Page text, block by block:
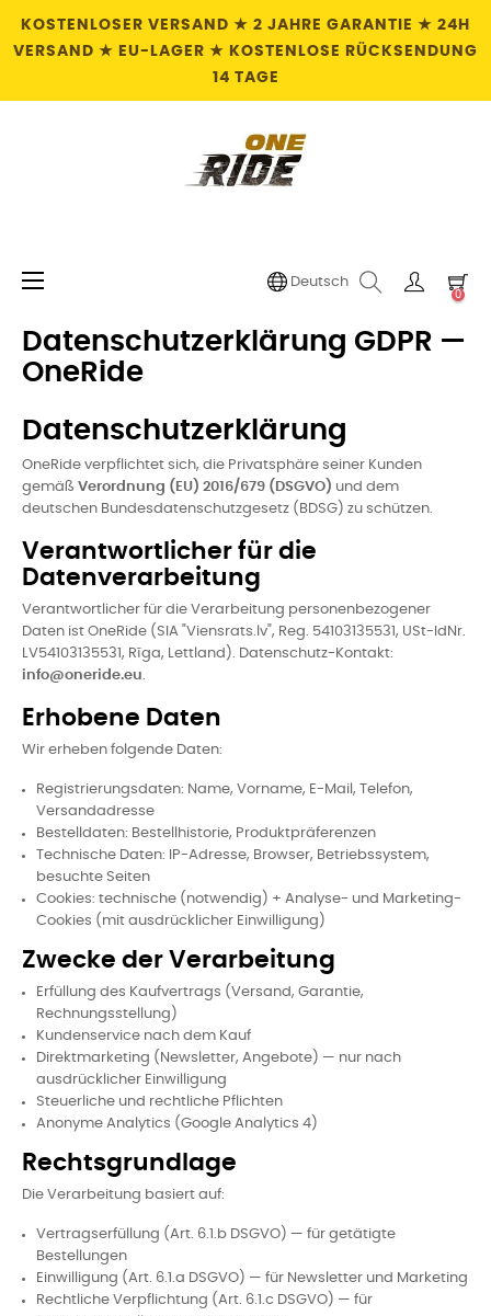
KOSTENLOSER VERSAND ★ 2 JAHRE GARANTIE ★ 24H
VERSAND ★ EU-LAGER ★ KOSTENLOSE RÜCKSENDUNG
14 TAGE
Umschalten
Navigation
☰ Deutsch
0
Datenschutzerklärung GDPR —
OneRide
Datenschutzerklärung
OneRide verpflichtet sich, die Privatsphäre seiner Kunden
gemäß Verordnung (EU) 2016/679 (DSGVO) und dem
deutschen Bundesdatenschutzgesetz (BDSG) zu schützen.
Verantwortlicher für die
Datenverarbeitung
Verantwortlicher für die Verarbeitung personenbezogener
Daten ist OneRide (SIA "Viensrats.lv", Reg. 54103135531, USt-IdNr.
LV54103135531, Rīga, Lettland). Datenschutz-Kontakt:
info@oneride.eu.
Erhobene Daten
Wir erheben folgende Daten:
Registrierungsdaten: Name, Vorname, E-Mail, Telefon,
Versandadresse
Bestelldaten: Bestellhistorie, Produktpräferenzen
Technische Daten: IP-Adresse, Browser, Betriebssystem,
besuchte Seiten
Cookies: technische (notwendig) + Analyse- und Marketing-
Cookies (mit ausdrücklicher Einwilligung)
Zwecke der Verarbeitung
Erfüllung des Kaufvertrags (Versand, Garantie,
Rechnungsstellung)
Kundenservice nach dem Kauf
Direktmarketing (Newsletter, Angebote) — nur nach
ausdrücklicher Einwilligung
Steuerliche und rechtliche Pflichten
Anonyme Analytics (Google Analytics 4)
Rechtsgrundlage
Die Verarbeitung basiert auf:
Vertragserfüllung (Art. 6.1.b DSGVO) — für getätigte
Bestellungen
Einwilligung (Art. 6.1.a DSGVO) — für Newsletter und Marketing
Rechtliche Verpflichtung (Art. 6.1.c DSGVO) — für